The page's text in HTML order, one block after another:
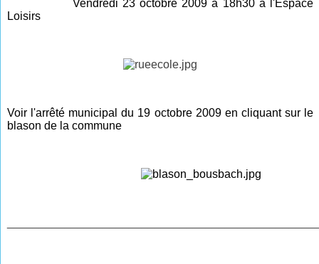
Vendredi 23 octobre 2009 à 18h30 à l'Espace
Loisirs
Voir l'arrêté municipal du 19 octobre 2009 en cliquant sur le
blason de la commune